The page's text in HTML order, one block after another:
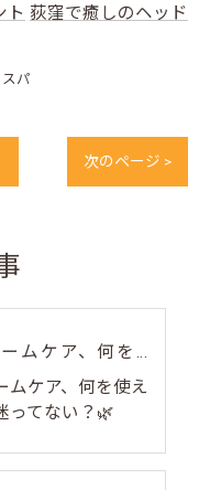
ト 荻窪で癒しのヘッド
パ
次のページ >
毎日のホームケア、何を使えばいいか迷ってない？🌿
ムケア、何を使え
ってない？🌿